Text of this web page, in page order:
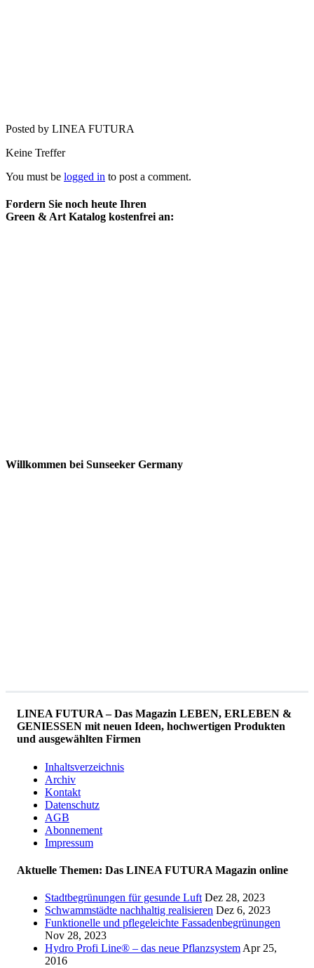
Posted by LINEA FUTURA
Keine Treffer
You must be logged in to post a comment.
Fordern Sie noch heute Ihren
Green & Art Katalog kostenfrei an:
Willkommen bei Sunseeker Germany
LINEA FUTURA – Das Magazin LEBEN, ERLEBEN &
GENIESSEN mit neuen Ideen, hochwertigen Produkten
und ausgewählten Firmen
Inhaltsverzeichnis
Archiv
Kontakt
Datenschutz
AGB
Abonnement
Impressum
Aktuelle Themen: Das LINEA FUTURA Magazin online
Stadtbegrünungen für gesunde Luft Dez 28, 2023
Schwammstädte nachhaltig realisieren Dez 6, 2023
Funktionelle und pflegeleichte Fassadenbegrünungen
Nov 28, 2023
Hydro Profi Line® – das neue Pflanzsystem Apr 25,
2016